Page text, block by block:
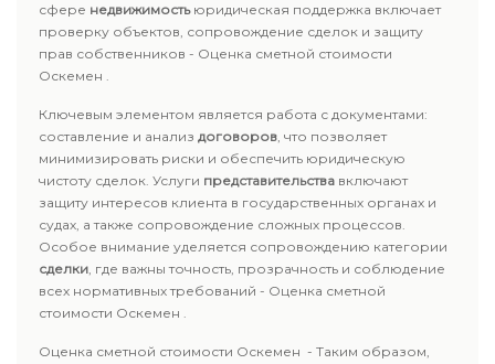
сфере недвижимостьюридическая поддержка включает
проверку объектов, сопровождение сделок и защиту
прав собственников - Оценка сметной стоимости
Оскемен .
Ключевым элементом является работа с документами:
составление и анализ договоров, что позволяет
минимизировать риски и обеспечить юридическую
чистоту сделок. Услуги представительства включают
защиту интересов клиента в государственных органах и
судах, а также сопровождение сложных процессов.
Особое внимание уделяется сопровождению категории
сделки, где важны точность, прозрачность и соблюдение
всех нормативных требований - Оценка сметной
стоимости Оскемен .
Оценка сметной стоимости Оскемен - Таким образом,